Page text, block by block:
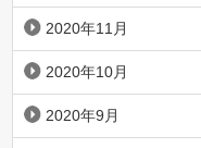
2020年11月
2020年10月
2020年9月